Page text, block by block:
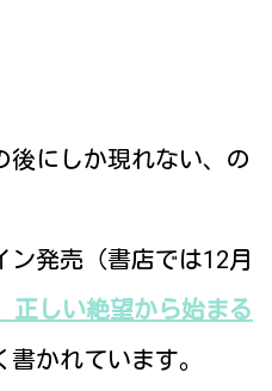
後にしか現れない、の
ン発売（書店では12月
正しい絶望から始まる
書かれています。